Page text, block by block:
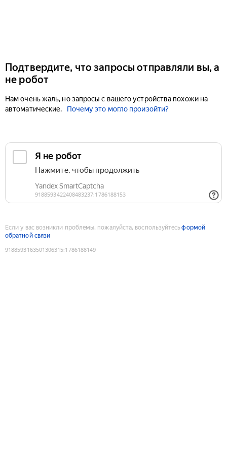
Подтвердите, что запросы отправляли вы, а
не робот
Нам очень жаль, но запросы с вашего устройства похожи на
автоматические.
Почему это могло произойти?
Если у вас возникли проблемы, пожалуйста, воспользуйтесьформой
обратной связи
9188593163501306315:1786188149